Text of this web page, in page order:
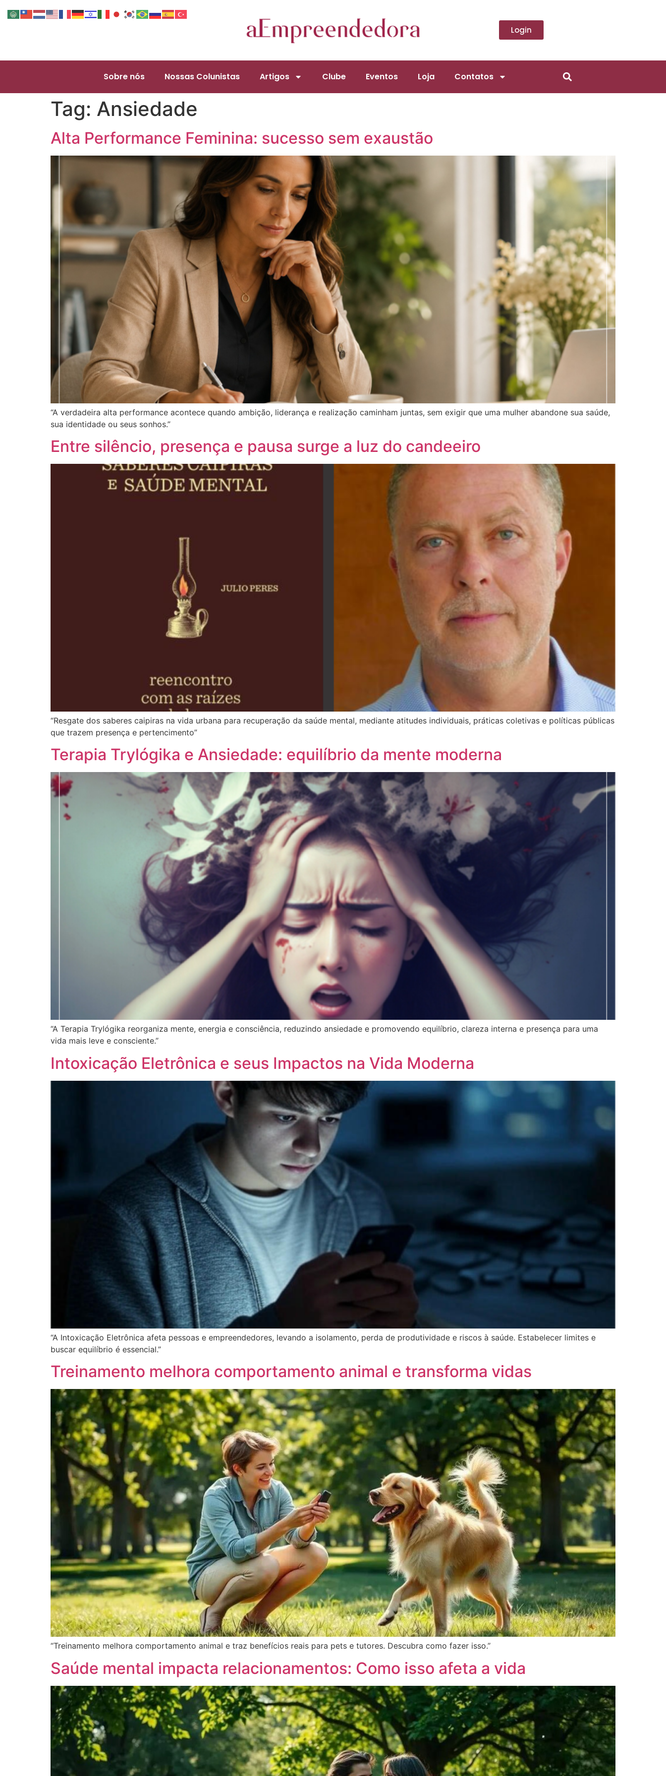
Login
Sobre nós Nossas Colunistas Artigos Clube Eventos Loja Contatos
Tag: Ansiedade
Alta Performance Feminina: sucesso sem exaustão
“A verdadeira alta performance acontece quando ambição, liderança e realização caminham juntas, sem exigir que uma mulher abandone sua saúde,
sua identidade ou seus sonhos.”
Entre silêncio, presença e pausa surge a luz do candeeiro
“Resgate dos saberes caipiras na vida urbana para recuperação da saúde mental, mediante atitudes individuais, práticas coletivas e políticas públicas
que trazem presença e pertencimento”
Terapia Trylógika e Ansiedade: equilíbrio da mente moderna
“A Terapia Trylógika reorganiza mente, energia e consciência, reduzindo ansiedade e promovendo equilíbrio, clareza interna e presença para uma
vida mais leve e consciente.”
Intoxicação Eletrônica e seus Impactos na Vida Moderna
“A Intoxicação Eletrônica afeta pessoas e empreendedores, levando a isolamento, perda de produtividade e riscos à saúde. Estabelecer limites e
buscar equilíbrio é essencial.”
Treinamento melhora comportamento animal e transforma vidas
“Treinamento melhora comportamento animal e traz benefícios reais para pets e tutores. Descubra como fazer isso.”
Saúde mental impacta relacionamentos: Como isso afeta a vida